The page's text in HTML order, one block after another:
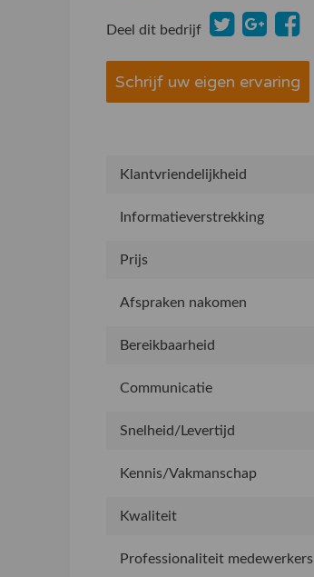
Deel dit bedrijf
Schrijf uw eigen ervaring
Klantvriendelijkheid
Informatieverstrekking
Prijs
Afspraken nakomen
Bereikbaarheid
Communicatie
Snelheid/Levertijd
Kennis/Vakmanschap
Kwaliteit
Professionaliteit medewerkers